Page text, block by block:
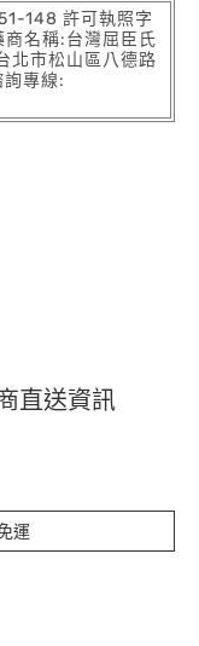
148 許可執照字
名稱:台灣屈臣氏
北市松山區八德路
專線:
直送資訊
運